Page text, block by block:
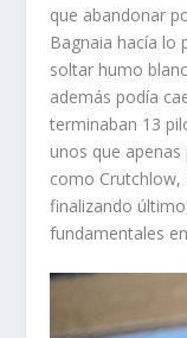
que abandonar
Bagnaia hacía lo
soltar humo
además podía
terminaban 13
unos que
como
finalizando
fundamentales